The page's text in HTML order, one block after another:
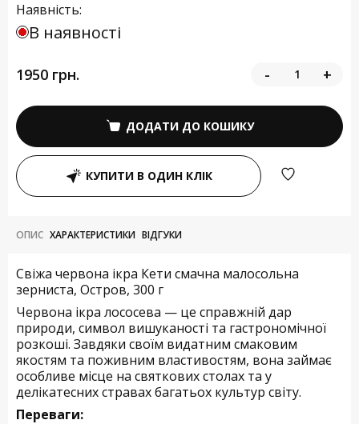
Наявність:
В наявності
1950 грн. - +
ДОДАТИ ДО КОШИКУ
КУПИТИ В ОДИН КЛІК
ОПИС ХАРАКТЕРИСТИКИ ВІДГУКИ
Свіжа червона ікра Кети смачна малосольна
зерниста, Остров, 300 г
Червона ікра лососева — це справжній дар
природи, символ вишуканості та гастрономічної
розкоші. Завдяки своїм видатним смаковим
якостям та поживним властивостям, вона займає
особливе місце на святкових столах та у
делікатесних стравах багатьох культур світу.
Переваги: